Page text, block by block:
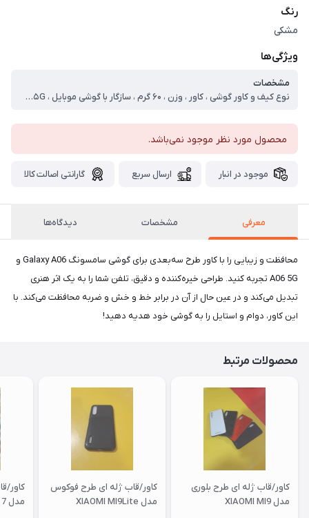
رنگ
مشکی
ویژگی‌ها
مشخصات
نوع کیف و کاور گوشی ، کاور ، وزن ، ۶۰ گرم ، سازگار با گوشی موبایل ، Samsung Galaxy A۰۶ ، Samsung Galaxy A۰۶ ۵G ، ساختار ، مات ، سطح پوشش ، قاب پشتی ، لبه بالایی ، لبه پایینی ، لبه چپ ، لبه راست ، حفاظت از دکمه‌ها
محصول مورد نظر موجود نمی‌باشد.
موجود در انبار ارسال سریع گارانتی اصالت کالا
معرفی مشخصات دیدگاه‌ها
محافظت و زیبایی را با کاور طرح سه‌بعدی برای گوشی سامسونگ Galaxy A06 و
A06 5G تجربه کنید. طراحی خیره‌کننده و دقیق، تلفن شما را به یک اثر هنری
تبدیل می‌کند و در عین حال از آن در برابر خط و خش و ضربه محافظت می‌کند. با
این کاور، دوام و استایل را به گوشی خود هدیه دهید!
محصولات مرتبط
کاور/قاب ژله ای طرح بلوری
مدل XIAOMI MI9
کاور/قاب ژله ای طرح فوکوس
مدل XIAOMI MI9Lite
کاور/
مدل XIAOMI RM 7